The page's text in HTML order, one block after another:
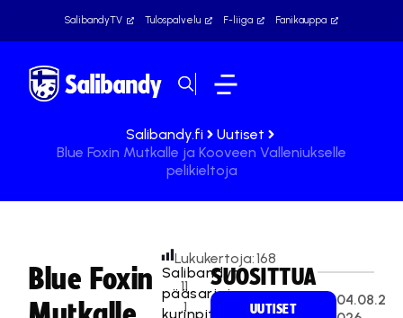
SalibandyTV Tulospalvelu F-liiga Fanikauppa
Salibandy.fi
Uutiset
Blue Foxin Mutkalle ja Kooveen Valleniukselle
pelikieltoja
Blue Foxin
11
.1
Lukukertoja:168
Salibandyn
pääsarjojen
kurinpitäjä
SUOSITTUA
UUTISET
04.08.2